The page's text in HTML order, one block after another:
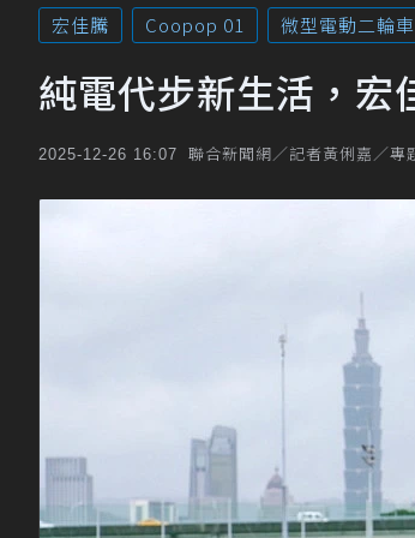
宏佳騰 Coopop 01 微型電動二輪車
純電代步新生活，宏
2025-12-26 16:07 聯合新聞網／記者黃俐嘉／專